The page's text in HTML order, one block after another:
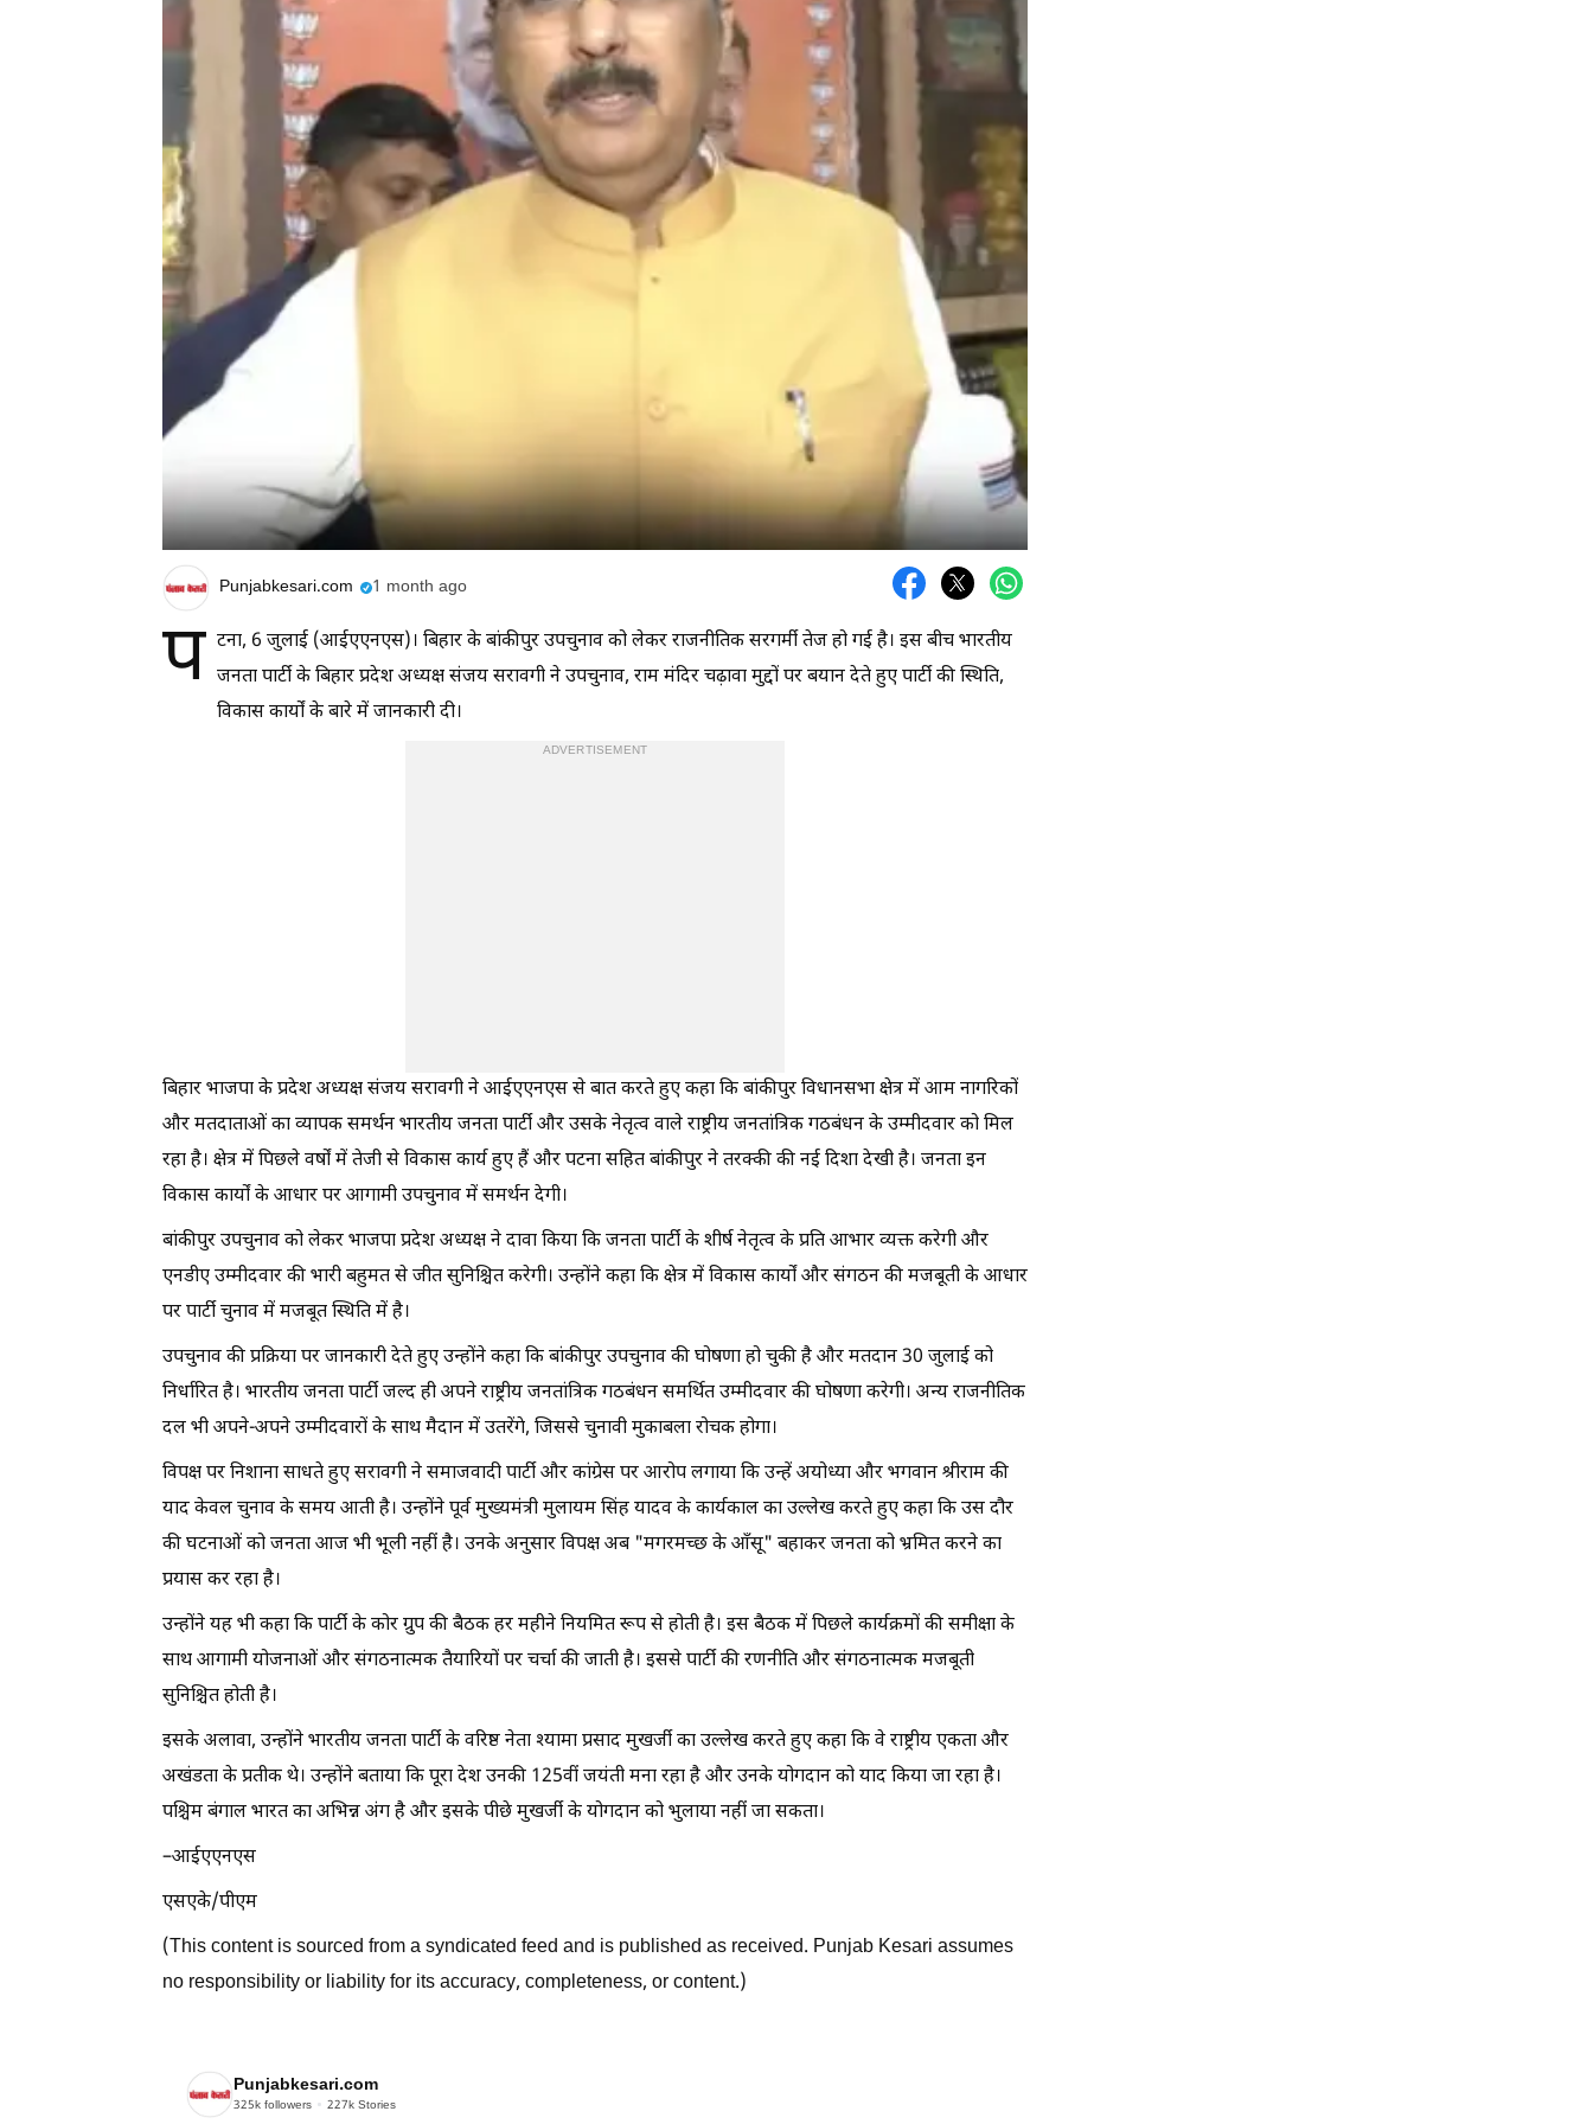
Punjabkesari.com 1 month ago
प टना, 6 जुलाई (आईएएनएस)। बिहार के बांकीपुर उपचुनाव को लेकर राजनीतिक सरगर्मी तेज हो गई है। इस बीच भारतीय
जनता पार्टी के बिहार प्रदेश अध्यक्ष संजय सरावगी ने उपचुनाव, राम मंदिर चढ़ावा मुद्दों पर बयान देते हुए पार्टी की स्थिति,
विकास कार्यों के बारे में जानकारी दी।
ADVERTISEMENT
बिहार भाजपा के प्रदेश अध्यक्ष संजय सरावगी ने आईएएनएस से बात करते हुए कहा कि बांकीपुर विधानसभा क्षेत्र में आम नागरिकों
और मतदाताओं का व्यापक समर्थन भारतीय जनता पार्टी और उसके नेतृत्व वाले राष्ट्रीय जनतांत्रिक गठबंधन के उम्मीदवार को मिल
रहा है। क्षेत्र में पिछले वर्षों में तेजी से विकास कार्य हुए हैं और पटना सहित बांकीपुर ने तरक्की की नई दिशा देखी है। जनता इन
विकास कार्यों के आधार पर आगामी उपचुनाव में समर्थन देगी।
बांकीपुर उपचुनाव को लेकर भाजपा प्रदेश अध्यक्ष ने दावा किया कि जनता पार्टी के शीर्ष नेतृत्व के प्रति आभार व्यक्त करेगी और
एनडीए उम्मीदवार की भारी बहुमत से जीत सुनिश्चित करेगी। उन्होंने कहा कि क्षेत्र में विकास कार्यों और संगठन की मजबूती के आधार
पर पार्टी चुनाव में मजबूत स्थिति में है।
उपचुनाव की प्रक्रिया पर जानकारी देते हुए उन्होंने कहा कि बांकीपुर उपचुनाव की घोषणा हो चुकी है और मतदान 30 जुलाई को
निर्धारित है। भारतीय जनता पार्टी जल्द ही अपने राष्ट्रीय जनतांत्रिक गठबंधन समर्थित उम्मीदवार की घोषणा करेगी। अन्य राजनीतिक
दल भी अपने-अपने उम्मीदवारों के साथ मैदान में उतरेंगे, जिससे चुनावी मुकाबला रोचक होगा।
विपक्ष पर निशाना साधते हुए सरावगी ने समाजवादी पार्टी और कांग्रेस पर आरोप लगाया कि उन्हें अयोध्या और भगवान श्रीराम की
याद केवल चुनाव के समय आती है। उन्होंने पूर्व मुख्यमंत्री मुलायम सिंह यादव के कार्यकाल का उल्लेख करते हुए कहा कि उस दौर
की घटनाओं को जनता आज भी भूली नहीं है। उनके अनुसार विपक्ष अब "मगरमच्छ के आँसू" बहाकर जनता को भ्रमित करने का
प्रयास कर रहा है।
उन्होंने यह भी कहा कि पार्टी के कोर ग्रुप की बैठक हर महीने नियमित रूप से होती है। इस बैठक में पिछले कार्यक्रमों की समीक्षा के
साथ आगामी योजनाओं और संगठनात्मक तैयारियों पर चर्चा की जाती है। इससे पार्टी की रणनीति और संगठनात्मक मजबूती
सुनिश्चित होती है।
इसके अलावा, उन्होंने भारतीय जनता पार्टी के वरिष्ठ नेता श्यामा प्रसाद मुखर्जी का उल्लेख करते हुए कहा कि वे राष्ट्रीय एकता और
अखंडता के प्रतीक थे। उन्होंने बताया कि पूरा देश उनकी 125वीं जयंती मना रहा है और उनके योगदान को याद किया जा रहा है।
पश्चिम बंगाल भारत का अभिन्न अंग है और इसके पीछे मुखर्जी के योगदान को भुलाया नहीं जा सकता।
–आईएएनएस
एसएके/पीएम
(This content is sourced from a syndicated feed and is published as received. Punjab Kesari assumes
no responsibility or liability for its accuracy, completeness, or content.)
Punjabkesari.com
325k followers 227k Stories